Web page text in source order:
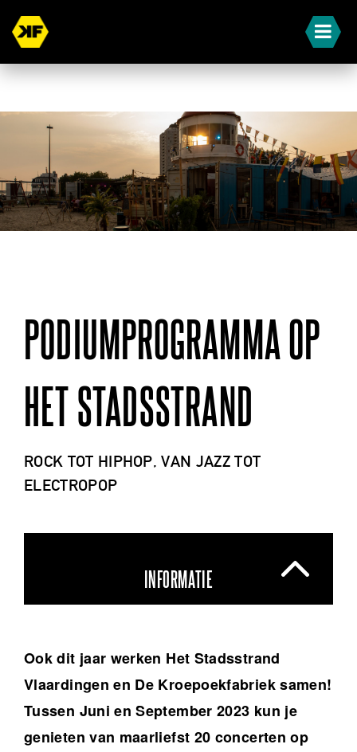
PODIUMPROGRAMMA OP
HET STADSSTRAND
ROCK TOT HIPHOP, VAN JAZZ TOT
ELECTROPOP
INFORMATIE
Ook dit jaar werken Het Stadsstrand
Vlaardingen en De Kroepoekfabriek samen!
Tussen Juni en September 2023 kun je
genieten van maarliefst 20 concerten op